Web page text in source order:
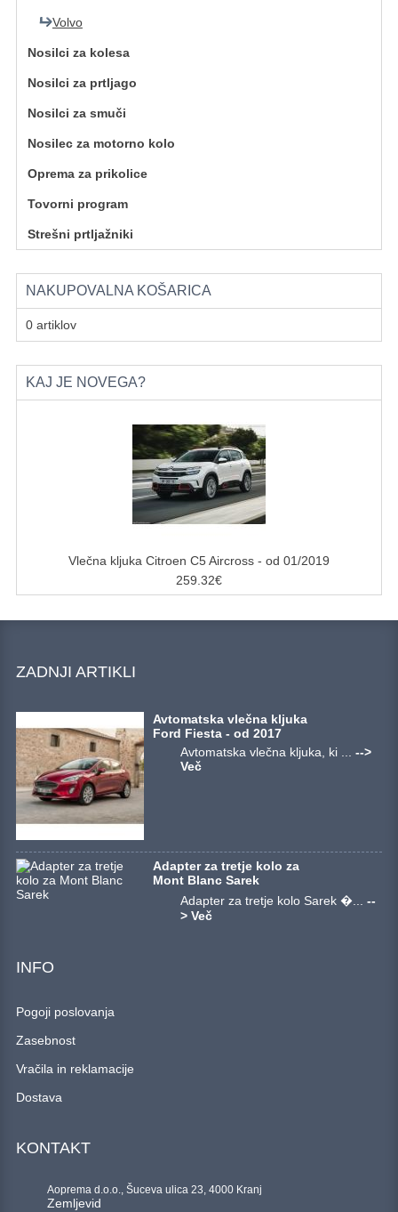
Volvo
Nosilci za kolesa
Nosilci za prtljago
Nosilci za smuči
Nosilec za motorno kolo
Oprema za prikolice
Tovorni program
Strešni prtljažniki
NAKUPOVALNA KOŠARICA
0 artiklov
KAJ JE NOVEGA?
Vlečna kljuka Citroen C5 Aircross - od 01/2019
259.32€
ZADNJI ARTIKLI
Avtomatska vlečna kljuka
Ford Fiesta - od 2017
Avtomatska vlečna kljuka, ki ...-->
Več
Adapter za tretje kolo za
Mont Blanc Sarek
Adapter za tretje kolo Sarek �...--
> Več
INFO
Pogoji poslovanja
Zasebnost
Vračila in reklamacije
Dostava
KONTAKT
Aoprema d.o.o., Šuceva ulica 23, 4000 Kranj
Zemljevid